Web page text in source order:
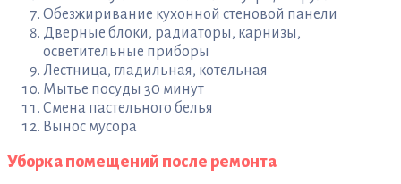
Обезжиривание кухонной стеновой панели
Дверные блоки, радиаторы, карнизы,
осветительные приборы
Лестница, гладильная, котельная
Мытье посуды 30 минут
Смена пастельного белья
Вынос мусора
Уборка помещений после ремонта